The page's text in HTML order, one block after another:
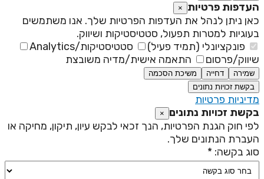
פרטיות ×
ניתן לנהל את העדפות הפרטיות שלך. אנו משתמשים
למטרות תפעול, סטטיסטיקות ושיווק.
פונקציונלי (תמיד פעיל)
סטטיסטיקות/Analytics
פרסום
התאמה אישית/מדיה משובצת
שמירה דחייה
משיכת הסכמה
בקשת זכויות נתונים
פרטיות
זכויות נתונים ×
חוק הגנת הפרטיות, הנך זכאי לבקש עיון, תיקון, מחיקה או
הנתונים שלך.
בקשה: *